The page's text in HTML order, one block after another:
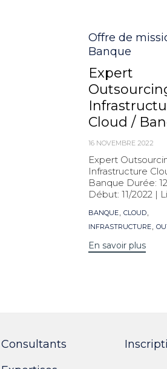
Catégorie
Offre de
Banque
Expert
Cloud /
16 NOVEMBRE 2022
Expert
Infrastructure
Banque Durée:
Début: 11/2022 |
Mots
clés
BANQUE, CLOUD,
INFRASTRUCTURE,
En savoir plus
Consultants